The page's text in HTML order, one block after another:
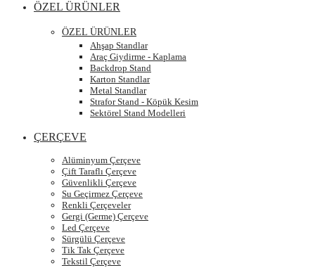
ÖZEL ÜRÜNLER
ÖZEL ÜRÜNLER
Ahşap Standlar
Araç Giydirme - Kaplama
Backdrop Stand
Karton Standlar
Metal Standlar
Strafor Stand - Köpük Kesim
Sektörel Stand Modelleri
ÇERÇEVE
Alüminyum Çerçeve
Çift Taraflı Çerçeve
Güvenlikli Çerçeve
Su Geçirmez Çerçeve
Renkli Çerçeveler
Gergi (Germe) Çerçeve
Led Çerçeve
Sürgülü Çerçeve
Tik Tak Çerçeve
Tekstil Çerçeve